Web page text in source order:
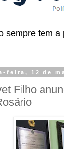
sempre tem a
feira, 12 de
Filho